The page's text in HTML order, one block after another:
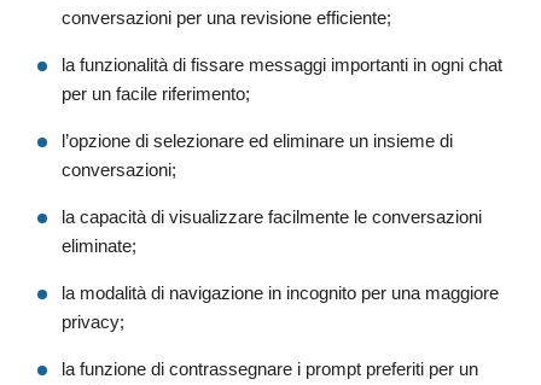
conversazioni per una revisione efficiente;
la funzionalità di fissare messaggi importanti in ogni chat
per un facile riferimento;
l’opzione di selezionare ed eliminare un insieme di
conversazioni;
la capacità di visualizzare facilmente le conversazioni
eliminate;
la modalità di navigazione in incognito per una maggiore
privacy;
la funzione di contrassegnare i prompt preferiti per un